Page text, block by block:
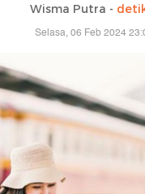
Wisma Putra -
Selasa, 06 Feb 2024